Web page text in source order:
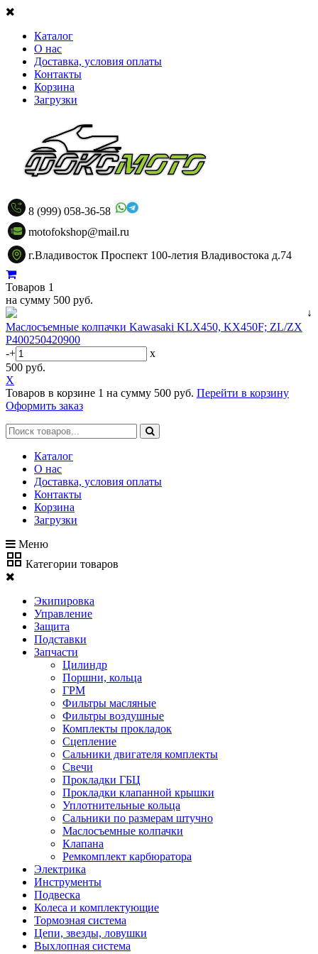
Каталог
О нас
Доставка, условия оплаты
Контакты
Корзина
Загрузки
8 (999) 058-36-58
motofokshop@mail.ru
г.Владивосток Проспект 100-летия Владивостока д.74
Товаров 1
на сумму 500 руб.
↓
Маслосъемные колпачки Kawasaki KLX450, KX450F; ZL/ZX
P400250420900
-+
x
500 руб.
X
Товаров в корзине 1 на сумму 500 руб. Перейти в корзину
Оформить заказ
Каталог
О нас
Доставка, условия оплаты
Контакты
Корзина
Загрузки
Меню
Категории товаров
Экипировка
Управление
Защита
Подставки
Запчасти
Цилиндр
Поршни, кольца
ГРМ
Фильтры масляные
Фильтры воздушные
Комплекты прокладок
Сцепление
Сальники двигателя комплекты
Свечи
Прокладки ГБЦ
Прокладки клапанной крышки
Уплотнительные кольца
Сальники по размерам штучно
Маслосъемные колпачки
Клапана
Ремкомплект карбюратора
Электрика
Инструменты
Подвеска
Колеса и комплектующие
Тормозная система
Цепи, звезды, ловушки
Выхлопная система